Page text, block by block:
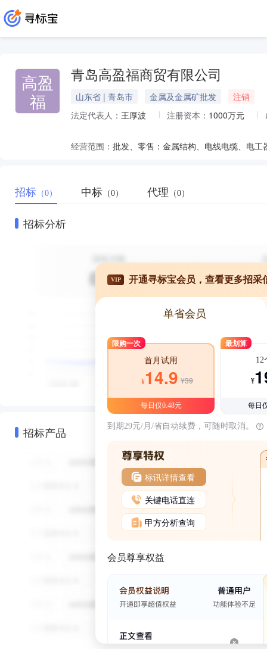
高盈
福
青岛高盈福商贸有限公司
山东省 | 青岛市 金属及金属矿批发
注销
法定代表人： 王厚波 注册资本： 1000万元
经营范围：
招标 （0） 中标 （0） 代理 （0）
招标分析
招标产品
VIP 开通寻标宝会员，查看更多招采
单省会员
限购一次
首月试用
¥14.9 ¥39
每日仅0.48元
最划算
12
¥
每日
到期29元/月/省自动续费，可随时取消。
标讯详情查看
关键电话直连
甲方分析查询
会员尊享权益